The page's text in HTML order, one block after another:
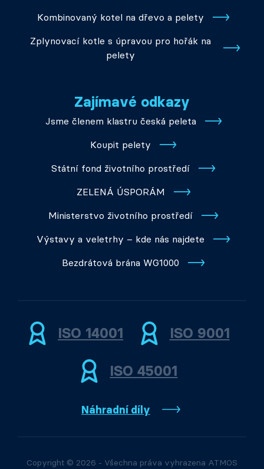
Kombinovaný kotel na dřevo a pelety
Zplynovací kotle s úpravou pro hořák na
pelety
Zajímavé odkazy
Jsme členem klastru česká peleta
Koupit pelety
Státní fond životního prostředí
ZELENÁ ÚSPORÁM
Ministerstvo životního prostředí
Výstavy a veletrhy – kde nás najdete
Bezdrátová brána WG1000
ISO 14001 ISO 9001
ISO 45001
Náhradní díly
Copyright © 2026 - Všechna práva vyhrazena ATMOS